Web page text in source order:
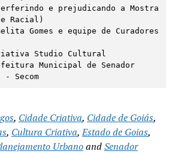
e prejudicando a Mostra
Racial)
Gomes e equipe de Curadores
Studio Cultural
Municipal de Senador
Secom
, Cidade Criativa, Cidade de Goiás,
, Cultura Criativa,Estado de Goias,
UrbanoandSenador